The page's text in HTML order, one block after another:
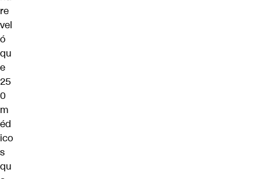
re
vel
ó
qu
e
25
0
m
éd
ico
s
qu